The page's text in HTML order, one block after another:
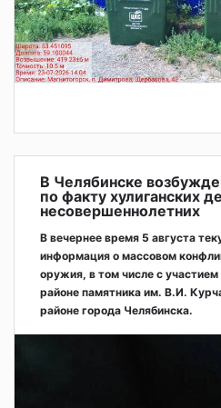
В Челябинске
по факту хулиганских
несовершеннолетних
В вечернее время 5 августа
информация о массовом
оружия, в том числе с
районе памятника им. В.И.
районе города Челябинска.